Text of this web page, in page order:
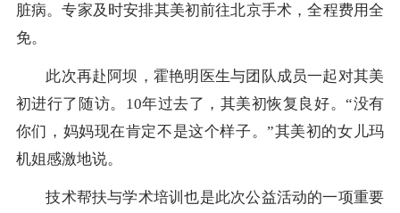
脏病。专家及时安排其美初前往北京手术，全程费用全
免。
此次再赴阿坝，霍艳明医生与团队成员一起对其美
初进行了随访。10年过去了，其美初恢复良好。“没有
你们，妈妈现在肯定不是这个样子。”其美初的女儿玛
机姐感激地说。
技术帮扶与学术培训也是此次公益活动的一项重要